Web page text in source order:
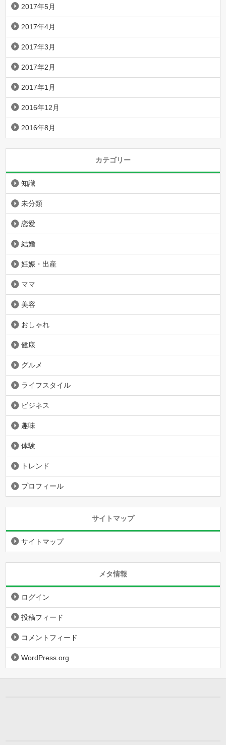
2017年5月
2017年4月
2017年3月
2017年2月
2017年1月
2016年12月
2016年8月
カテゴリー
知識
未分類
恋愛
結婚
妊娠・出産
ママ
美容
おしゃれ
健康
グルメ
ライフスタイル
ビジネス
趣味
体験
トレンド
プロフィール
サイトマップ
サイトマップ
メタ情報
ログイン
投稿フィード
コメントフィード
WordPress.org